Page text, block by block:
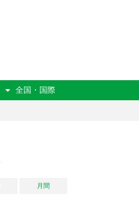
全国・国際
月間